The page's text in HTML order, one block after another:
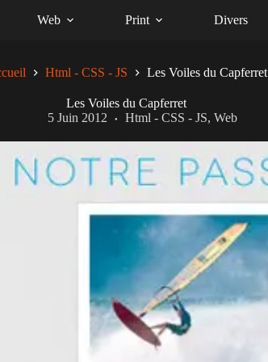
Web Print Divers
Html - CSS - JS Les Voiles du Capferret
Les Voiles du Capferret
5 Juin 2012
Html - CSS - JS,Web